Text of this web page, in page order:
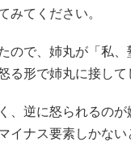
みてください。
ので、姉丸が「私
形で姉丸に接して
、逆に怒られるの
イナス要素しかな